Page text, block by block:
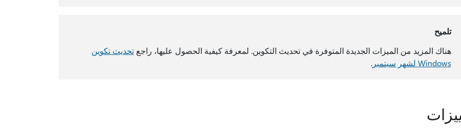
تلميح
هناك المزيد من الميزات الجديدة المتوفرة في تحديث التكوين. لمعرفة كيفية الحصول عليها، راجعتحديث تكوين
Windows لشهر سبتمبر
.